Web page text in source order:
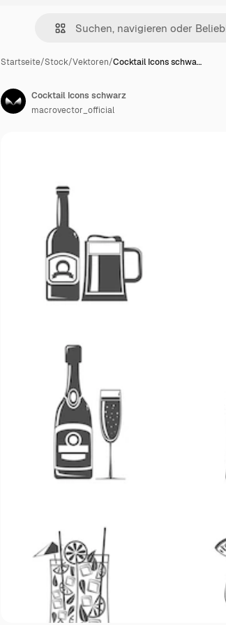
Startseite/Stock/Vektoren/Cocktail Icons schwa…
Cocktail Icons schwarz
macrovector_official